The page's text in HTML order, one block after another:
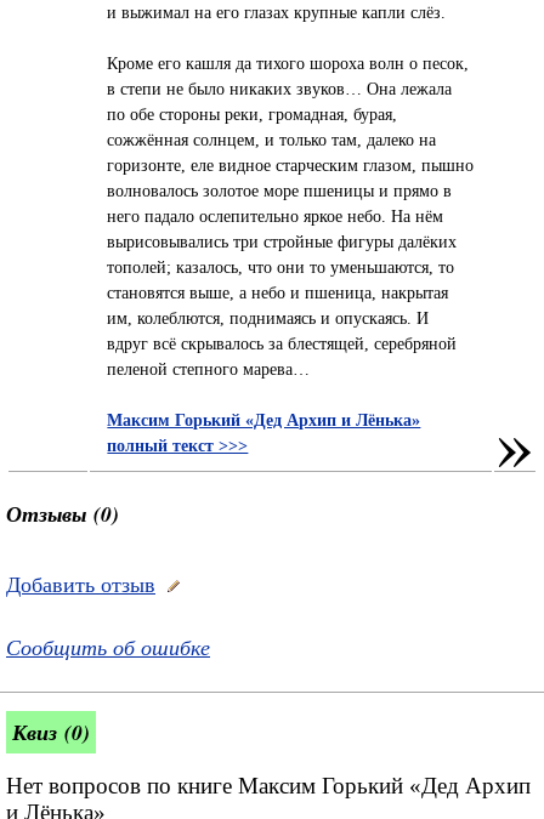
и выжимал на его глазах крупные капли слёз.
Кроме его кашля да тихого шороха волн о песок,
в степи не было никаких звуков… Она лежала
по обе стороны реки, громадная, бурая,
сожжённая солнцем, и только там, далеко на
горизонте, еле видное старческим глазом, пышно
волновалось золотое море пшеницы и прямо в
него падало ослепительно яркое небо. На нём
вырисовывались три стройные фигуры далёких
тополей; казалось, что они то уменьшаются, то
становятся выше, а небо и пшеница, накрытая
им, колеблются, поднимаясь и опускаясь. И
вдруг всё скрывалось за блестящей, серебряной
пеленой степного марева…
Максим Горький «Дед Архип и Лёнька»
полный текст >>>
»
Отзывы (0)
Добавить отзыв
Сообщить об ошибке
Квиз (0)
Нет вопросов по книге Максим Горький «Дед Архип
и Лёнька»